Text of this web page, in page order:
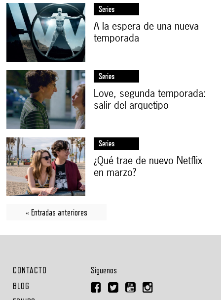
Series
A la espera de una nueva
temporada
Series
Love, segunda temporada:
salir del arquetipo
Series
¿Qué trae de nuevo Netflix
en marzo?
« Entradas anteriores
CONTACTO
BLOG
Síguenos